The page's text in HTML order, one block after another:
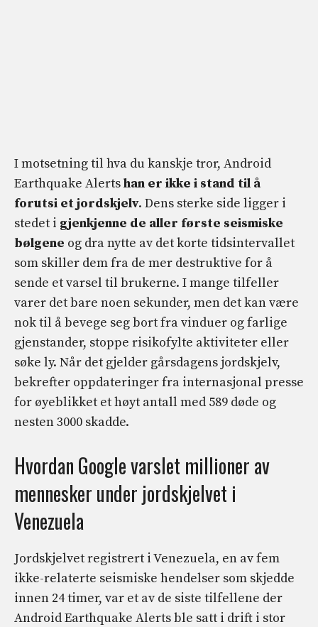
I motsetning til hva du kanskje tror, ​​Android
Earthquake Alertshan er ikke i stand til å
forutsi et jordskjelv. Dens sterke side ligger i
stedet i gjenkjenne de aller første seismiske
bølgene og dra nytte av det korte tidsintervallet
som skiller dem fra de mer destruktive for å
sende et varsel til brukerne. I mange tilfeller
varer det bare noen sekunder, men det kan være
nok til å bevege seg bort fra vinduer og farlige
gjenstander, stoppe risikofylte aktiviteter eller
søke ly. Når det gjelder gårsdagens jordskjelv,
bekrefter oppdateringer fra internasjonal presse
for øyeblikket et høyt antall med 589 døde og
nesten 3000 skadde.
Hvordan Google varslet millioner av
mennesker under jordskjelvet i
Venezuela
Jordskjelvet registrert i Venezuela, en av fem
ikke-relaterte seismiske hendelser som skjedde
innen 24 timer, var et av de siste tilfellene der
Android Earthquake Alerts ble satt i drift i stor